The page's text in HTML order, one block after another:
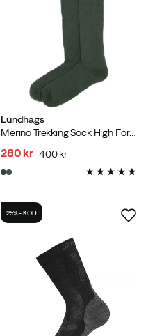
Lundhags
Merino Trekking Sock High Forest Green
discounted
280 kr
original
400 kr
25% - KOD